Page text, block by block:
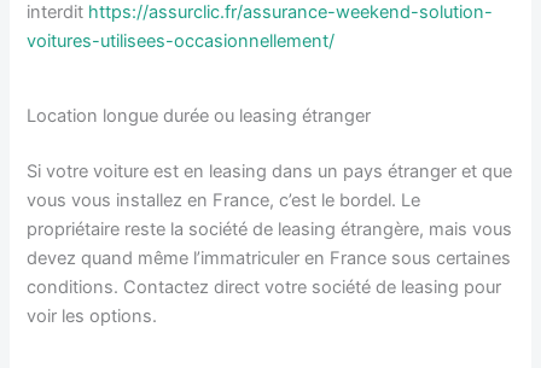
interdit https://assurclic.fr/assurance-weekend-solution-
voitures-utilisees-occasionnellement/
Location longue durée ou leasing étranger
Si votre voiture est en leasing dans un pays étranger et que
vous vous installez en France, c’est le bordel. Le
propriétaire reste la société de leasing étrangère, mais vous
devez quand même l’immatriculer en France sous certaines
conditions. Contactez direct votre société de leasing pour
voir les options.